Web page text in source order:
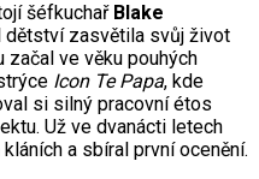
šéfkuchař Blake
dětství zasvětila svůj život
začal ve věku pouhých
Icon Te Papa, kde
si silný pracovní étos
Už ve dvanácti letech
a sbíral první ocenění.